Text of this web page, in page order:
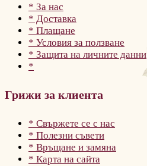
* За нас
* Доставка
* Плащане
* Условия за ползване
* Защита на личните данни
*
Грижи за клиента
* Свържете се с нас
* Полезни съвети
* Връщане и замяна
* Карта на сайта